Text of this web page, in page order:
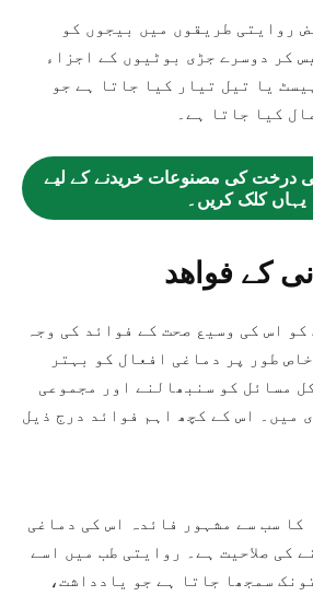
روایتی طریقوں میں بیجوں کو
کر دوسرے جڑی بوٹیوں کے اجزاء
یا تیل تیار کیا جاتا ہے جو
کیا جاتا ہے۔
درخت کی مصنوعات خریدنے کے لیے
یہاں کلک کریں۔
کے فواھد
اس کی وسیع صحت کے فوائد کی وجہ
طور پر دماغی افعال کو بہتر
مسائل کو سنبھالنے اور مجموعی
میں۔ اس کے کچھ اہم فوائد درج ذیل
کا سب سے مشہور فائدہ اس کی دماغی
کی صلاحیت ہے۔ روایتی طب میں اسے
سمجھا جاتا ہے جو یادداشت،